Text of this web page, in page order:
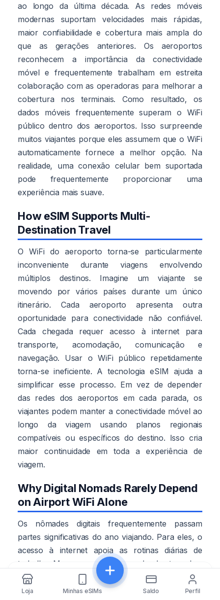
ao longo da última década. As redes móveis
modernas suportam velocidades mais rápidas,
maior confiabilidade e cobertura mais ampla do
que as gerações anteriores. Os aeroportos
reconhecem a importância da conectividade
móvel e frequentemente trabalham em estreita
colaboração com as operadoras para melhorar a
cobertura nos terminais. Como resultado, os
dados móveis frequentemente superam o WiFi
público dentro dos aeroportos. Isso surpreende
muitos viajantes porque eles assumem que o WiFi
automaticamente fornece a melhor opção. Na
realidade, uma conexão celular bem suportada
pode frequentemente proporcionar uma
experiência mais suave.
How eSIM Supports Multi-
Destination Travel
O WiFi do aeroporto torna-se particularmente
inconveniente durante viagens envolvendo
múltiplos destinos. Imagine um viajante se
movendo por vários países durante um único
itinerário. Cada aeroporto apresenta outra
oportunidade para conectividade não confiável.
Cada chegada requer acesso à internet para
transporte, acomodação, comunicação e
navegação. Usar o WiFi público repetidamente
torna-se ineficiente. A tecnologia eSIM ajuda a
simplificar esse processo. Em vez de depender
das redes dos aeroportos em cada parada, os
viajantes podem manter a conectividade móvel ao
longo da viagem usando planos regionais
compatíveis ou específicos do destino. Isso cria
maior continuidade em toda a experiência de
viagem.
Why Digital Nomads Rarely Depend
on Airport WiFi Alone
Os nômades digitais frequentemente passam
partes significativas do ano viajando. Para eles, o
acesso à internet apoia as rotinas diárias de
trabalho. Mensagens perdidas, uploads atrasados,
reuniões interrompidas e serviços de nuvem
indisponíveis criam problemas reais de
Compartilhar
Loja Minhas eSIMs Saldo Perfil